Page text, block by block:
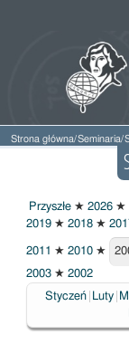
Strona główna/Seminaria/
Przyszłe ★ 2026 ★
2019 ★ 2018 ★
2011 ★ 2010 ★
2009
2003 ★ 2002
Styczeń
Luty